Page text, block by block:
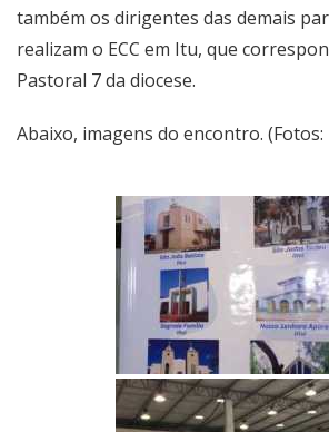
também os dirigentes das demais
realizam o ECC em Itu, que
Pastoral 7 da diocese.
Abaixo, imagens do encontro. (Fotos: